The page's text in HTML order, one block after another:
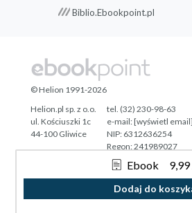
Ebook 9,99
Dodaj do
Biblio.Ebookpoint.pl
Tonik.pl
© Helion 1991-2026
Helion.pl sp. z o.o.
ul. Kościuszki 1c
44-100 Gliwice
tel. (32) 230-98-63
e-mail:[wyświetl
NIP: 6312636254
Regon: 241989027